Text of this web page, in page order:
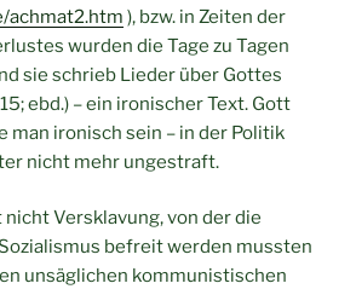
achmat2.htm ), bzw. in Zeiten der
wurden die Tage zu Tagen
sie schrieb Lieder über Gottes
ebd.) – ein ironischer Text. Gott
man ironisch sein – in der Politik
nicht mehr ungestraft.
Versklavung, von der die
befreit werden mussten
unsäglichen kommunistischen